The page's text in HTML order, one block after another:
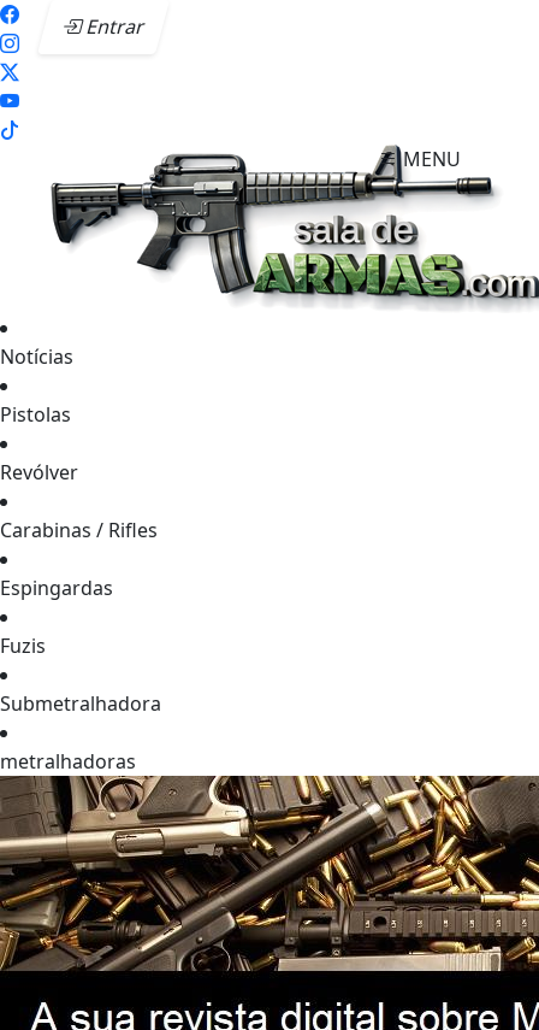
Entrar
MENU
Notícias
Pistolas
Revólver
Carabinas / Rifles
Espingardas
Fuzis
Submetralhadora
metralhadoras